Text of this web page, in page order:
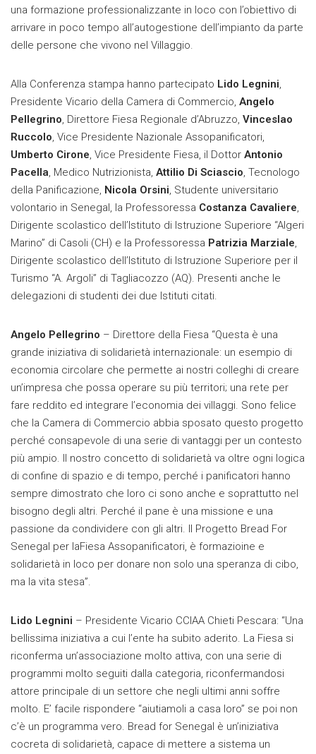
una formazione professionalizzante in loco con l’obiettivo di
arrivare in poco tempo all’autogestione dell’impianto da parte
delle persone che vivono nel Villaggio.
Alla Conferenza stampa hanno partecipato Lido Legnini,
Presidente Vicario della Camera di Commercio, Angelo
Pellegrino, Direttore Fiesa Regionale d’Abruzzo, Vinceslao
Ruccolo, Vice Presidente Nazionale Assopanificatori,
Umberto Cirone, Vice Presidente Fiesa, il Dottor Antonio
Pacella, Medico Nutrizionista, Attilio Di Sciascio, Tecnologo
della Panificazione, Nicola Orsini, Studente universitario
volontario in Senegal, la Professoressa Costanza Cavaliere,
Dirigente scolastico dell’Istituto di Istruzione Superiore “Algeri
Marino” di Casoli (CH) e la Professoressa Patrizia Marziale,
Dirigente scolastico dell’Istituto di Istruzione Superiore per il
Turismo “A. Argoli” di Tagliacozzo (AQ). Presenti anche le
delegazioni di studenti dei due Istituti citati.
Angelo Pellegrino – Direttore della Fiesa “Questa è una
grande iniziativa di solidarietà internazionale: un esempio di
economia circolare che permette ai nostri colleghi di creare
un’impresa che possa operare su più territori; una rete per
fare reddito ed integrare l’economia dei villaggi. Sono felice
che la Camera di Commercio abbia sposato questo progetto
perché consapevole di una serie di vantaggi per un contesto
più ampio. Il nostro concetto di solidarietà va oltre ogni logica
di confine di spazio e di tempo, perché i panificatori hanno
sempre dimostrato che loro ci sono anche e soprattutto nel
bisogno degli altri. Perché il pane è una missione e una
passione da condividere con gli altri. Il Progetto Bread For
Senegal per laFiesa Assopanificatori, è formazioine e
solidarietà in loco per donare non solo una speranza di cibo,
ma la vita stesa”.
Lido Legnini – Presidente Vicario CCIAA Chieti Pescara: “Una
bellissima iniziativa a cui l’ente ha subito aderito. La Fiesa si
riconferma un’associazione molto attiva, con una serie di
programmi molto seguiti dalla categoria, riconfermandosi
attore principale di un settore che negli ultimi anni soffre
molto. E’ facile rispondere “aiutiamoli a casa loro” se poi non
c’è un programma vero. Bread for Senegal è un’iniziativa
cocreta di solidarietà, capace di mettere a sistema un